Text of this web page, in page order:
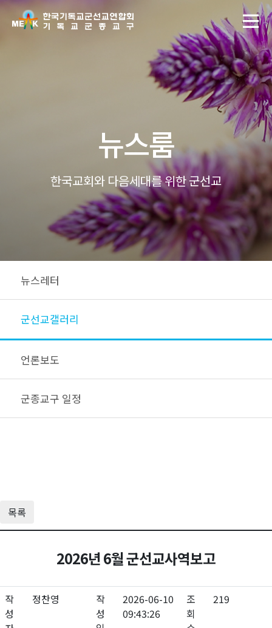
뉴스룸
한국교회와 다음세대를 위한 군선교
뉴스레터
군선교갤러리
언론보도
군종교구 일정
목록
2026년 6월 군선교사역보고
작
성
정찬영
작
성
2026-06-10
09:43:26
조
회
219